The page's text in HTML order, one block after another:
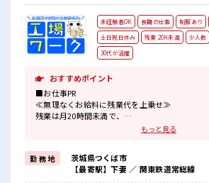
未経験者OK 長期の仕事 制服あり
土日祝日休み
残業 20H未満 少人数
30代が活躍
おすすめポイント
■お仕事PR
≪無理なくお給料に残業代を上乗せ≫
残業は月20時間未満で、
週末は家族や友人と一緒にプライベート満喫！
≪機能的な制服アリ≫
制服があるので、
もっと見る
勤 務 地
茨城県つくば市
【最寄駅】下妻 ／ 関東鉄道常総線